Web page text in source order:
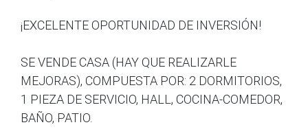
¡EXCELENTE OPORTUNIDAD DE INVERSIÓN!
SE VENDE CASA (HAY QUE REALIZARLE
MEJORAS), COMPUESTA POR: 2 DORMITORIOS,
1 PIEZA DE SERVICIO, HALL, COCINA-COMEDOR,
BAÑO, PATIO.